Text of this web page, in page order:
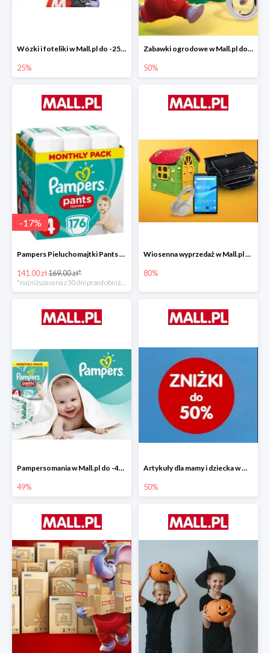
Wózki i foteliki w Mall.pl do -25%
25%
Zabawki ogrodowe w Mall.pl do -40%
50%
-17%
Pampers Pieluchomajtki Pants 4 (9-15 kg) 176 szt. -16%
141.00 zł169.00 zł*
Wiosenna wyprzedaż w Mall.pl do -80%
80%
Pampersomania w Mall.pl do -49%
49%
Artykuły dla mamy i dziecka w Mall.pl do -50%
50%